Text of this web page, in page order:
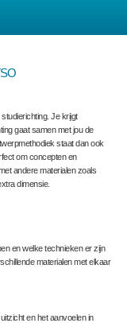
studierichting. Je krijgt
gaat samen met jou de
staat dan ook
om concepten en
andere materialen zoals
dimensie.
en welke technieken er zijn
materialen met elkaar
en het aanvoelen in